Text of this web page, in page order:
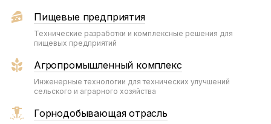
Пищевые предприятия
Технические разработки и комплексные решения для
пищевых предприятий
Агропромышленный комплекс
Инженерные технологии для технических улучшений
сельского и аграрного хозяйства
Горнодобывающая отрасль